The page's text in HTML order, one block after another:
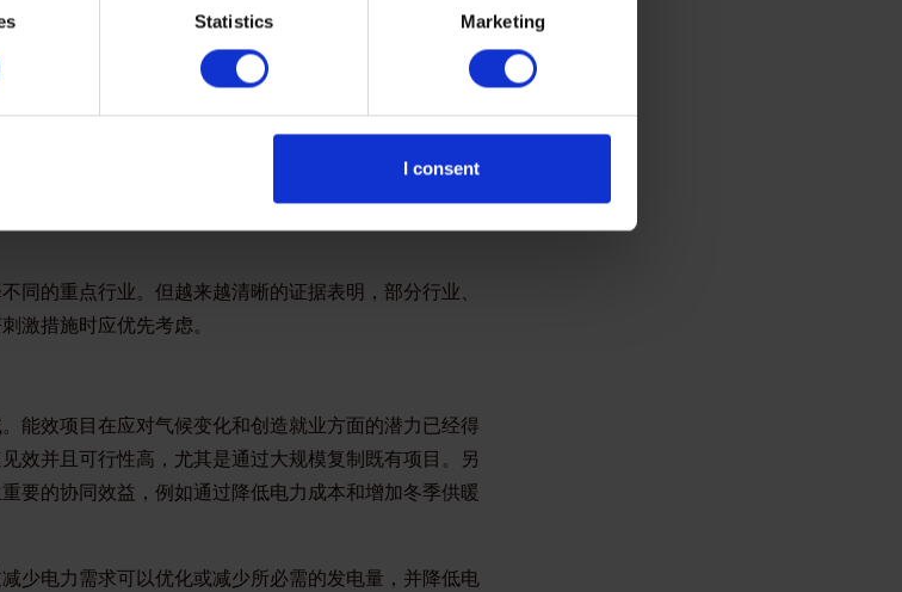
Statistics Marketing
I consent
这些措施能够长时间保证就业，为未来创造生产性资
业行动和私人投资的流动创造有利条件。只有为企业提
同的重点行业。但越来越清晰的证据表明，部分行业、
激措施时应优先考虑。
能效项目在应对气候变化和创造就业方面的潜力已经得
效并且可行性高，尤其是通过大规模复制既有项目。另
要的协同效益，例如通过降低电力成本和增加冬季供暖
少电力需求可以优化或减少所必需的发电量，并降低电